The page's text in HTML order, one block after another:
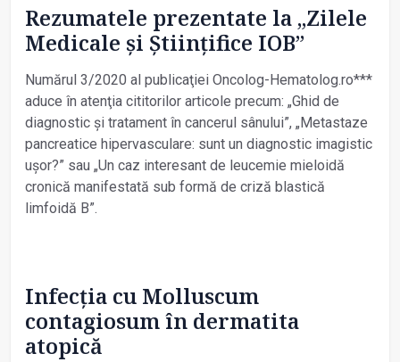
Rezumatele prezentate la „Zilele
Medicale și Știinţifice IOB”
Numărul 3/2020 al publicaţiei Oncolog-Hematolog.ro***
aduce în atenţia cititorilor articole precum: „Ghid de
diagnostic și tratament în cancerul sânului”, „Metastaze
pancreatice hipervasculare: sunt un diagnostic imagistic
ușor?” sau „Un caz interesant de leucemie mieloidă
cronică manifestată sub formă de criză blastică
limfoidă B”.
Infecţia cu Molluscum
contagiosum în dermatita
atopică